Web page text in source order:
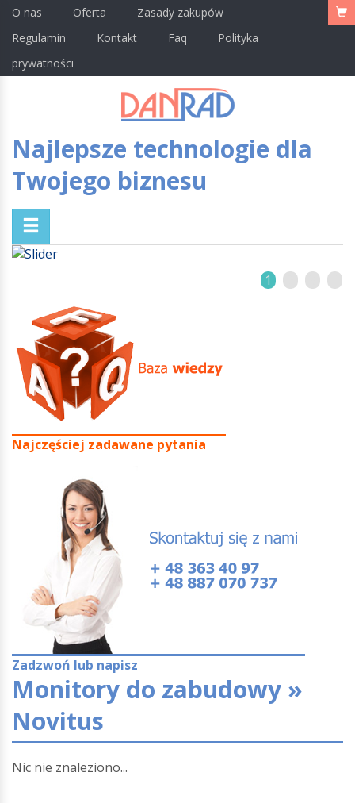
O nas Oferta
Zasady zakupów
Regulamin
Kontakt Faq
Polityka
prywatności
Najlepsze technologie dla
Twojego biznesu
1
Najczęściej zadawane pytania
Zadzwoń lub napisz
Monitory do zabudowy »
Novitus
Nic nie znaleziono...